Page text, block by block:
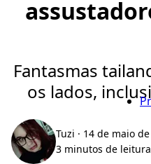
Fantasmas
os lados,
Tuzi · 14 de maio
3 minutos de leitura